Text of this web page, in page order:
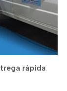
rápida